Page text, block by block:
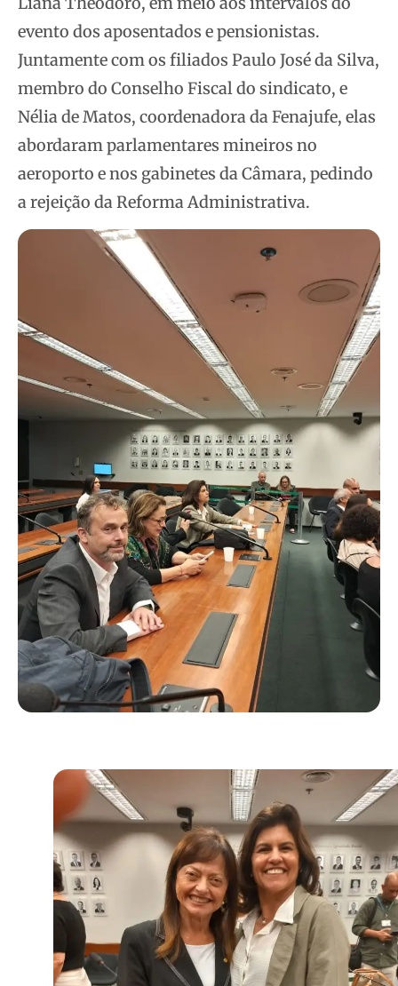
evento dos aposentados e pensionistas.
Juntamente com os filiados Paulo José da Silva,
membro do Conselho Fiscal do sindicato, e
Nélia de Matos, coordenadora da Fenajufe, elas
abordaram parlamentares mineiros no
aeroporto e nos gabinetes da Câmara, pedindo
a rejeição da Reforma Administrativa.